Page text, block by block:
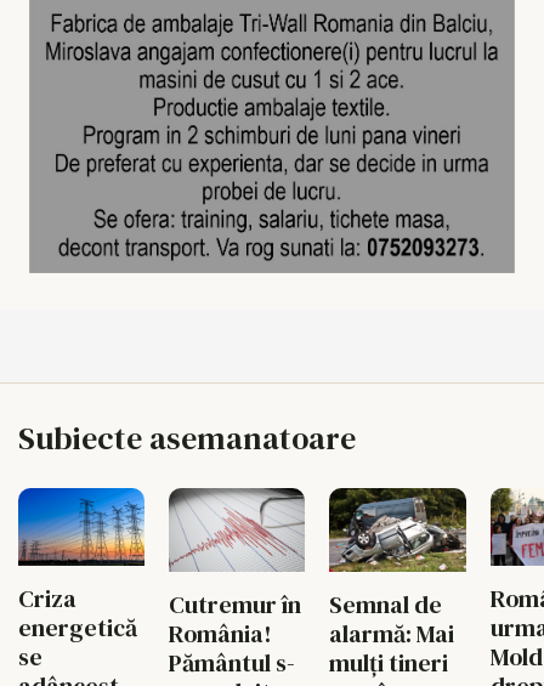
Subiecte asemanatoare
Criza
energetică
se
Cutremur în
România!
Pământul s-
Semnal de
alarmă: Mai
mulți tineri